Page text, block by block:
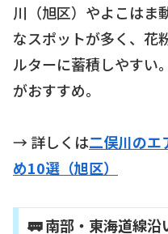
川（旭区）やよこはま
なスポットが多く、花
ルターに蓄積しやすい
がおすすめ。
→ 詳しくは二俣川のエ
め10選（旭区）
🚃 南部・東海道線沿